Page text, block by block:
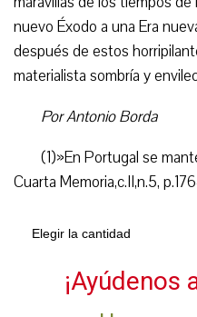
nuevo Éxodo a una Era
después de estos
materialista sombría y
Por Antonio Borda
(1)»En Portugal se
Cuarta Memoria,c.II,n.5,